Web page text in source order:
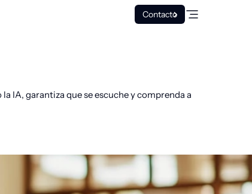
Contacto
IA, garantiza que se escuche y comprenda a